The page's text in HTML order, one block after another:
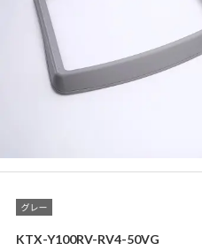
KTX-Y100RV-RV4-50VG